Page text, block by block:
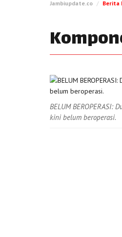
Jambiupdate.co Berita
BELUM BEROPERASI:
kini belum beroperasi.